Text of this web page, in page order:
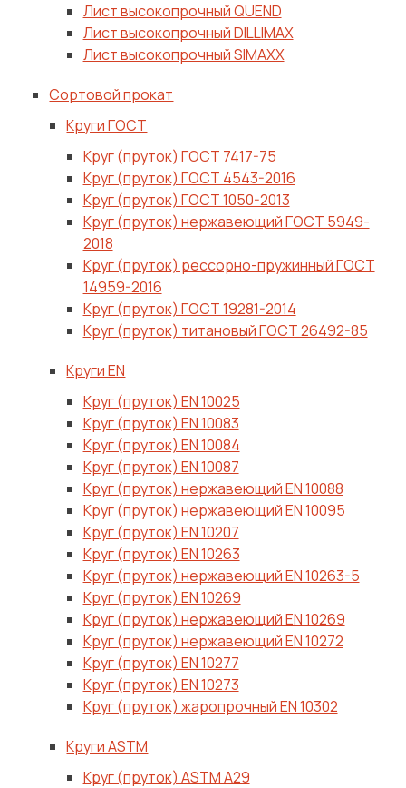
Лист высокопрочный QUEND
Лист высокопрочный DILLIMAX
Лист высокопрочный SIMAXX
Сортовой прокат
Круги ГОСТ
Круг (пруток) ГОСТ 7417-75
Круг (пруток) ГОСТ 4543-2016
Круг (пруток) ГОСТ 1050-2013
Круг (пруток) нержавеющий ГОСТ 5949-
2018
Круг (пруток) рессорно-пружинный ГОСТ
14959-2016
Круг (пруток) ГОСТ 19281-2014
Круг (пруток) титановый ГОСТ 26492-85
Круги EN
Круг (пруток) ЕN 10025
Круг (пруток) ЕN 10083
Круг (пруток) ЕN 10084
Круг (пруток) ЕN 10087
Круг (пруток) нержавеющий ЕN 10088
Круг (пруток) нержавеющий ЕN 10095
Круг (пруток) ЕN 10207
Круг (пруток) ЕN 10263
Круг (пруток) нержавеющий ЕN 10263-5
Круг (пруток) ЕN 10269
Круг (пруток) нержавеющий ЕN 10269
Круг (пруток) нержавеющий ЕN 10272
Круг (пруток) ЕN 10277
Круг (пруток) ЕN 10273
Круг (пруток) жаропрочный ЕN 10302
Круги ASTM
Круг (пруток) ASTM A29